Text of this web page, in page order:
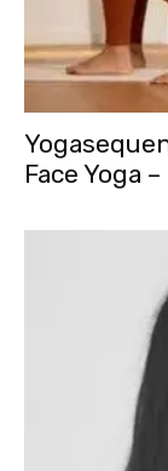
Face Yoga